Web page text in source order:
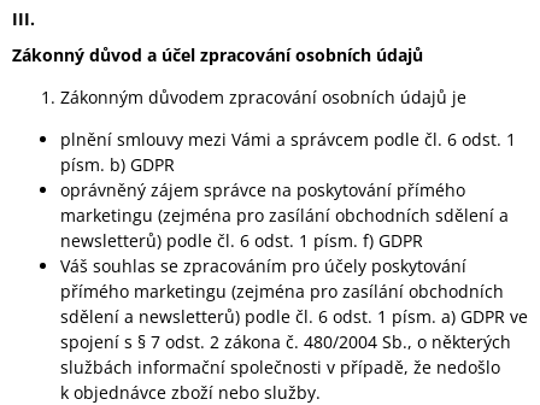
III.
Zákonný důvod a účel zpracování osobních údajů
Zákonným důvodem zpracování osobních údajů je
plnění smlouvy mezi Vámi a správcem podle čl. 6 odst. 1
písm. b) GDPR
oprávněný zájem správce na poskytování přímého
marketingu (zejména pro zasílání obchodních sdělení a
newsletterů) podle čl. 6 odst. 1 písm. f) GDPR
Váš souhlas se zpracováním pro účely poskytování
přímého marketingu (zejména pro zasílání obchodních
sdělení a newsletterů) podle čl. 6 odst. 1 písm. a) GDPR ve
spojení s § 7 odst. 2 zákona č. 480/2004 Sb., o některých
službách informační společnosti v případě, že nedošlo
k objednávce zboží nebo služby.